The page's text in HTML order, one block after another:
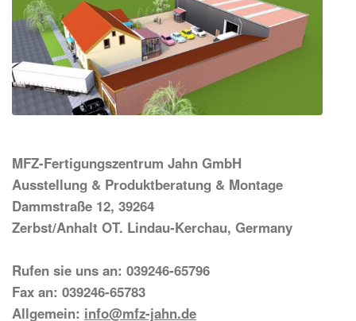
MFZ-Fertigungszentrum Jahn GmbH
Ausstellung & Produktberatung & Montage
Dammstraße 12, 39264
Zerbst/Anhalt OT. Lindau-Kerchau, Germany
Rufen sie uns an: 039246-65796
Fax an: 039246-65783
Allgemein: info@mfz-jahn.de